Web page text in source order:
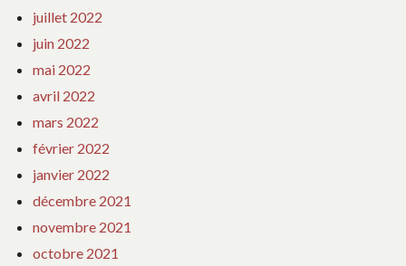
juillet 2022
juin 2022
mai 2022
avril 2022
mars 2022
février 2022
janvier 2022
décembre 2021
novembre 2021
octobre 2021